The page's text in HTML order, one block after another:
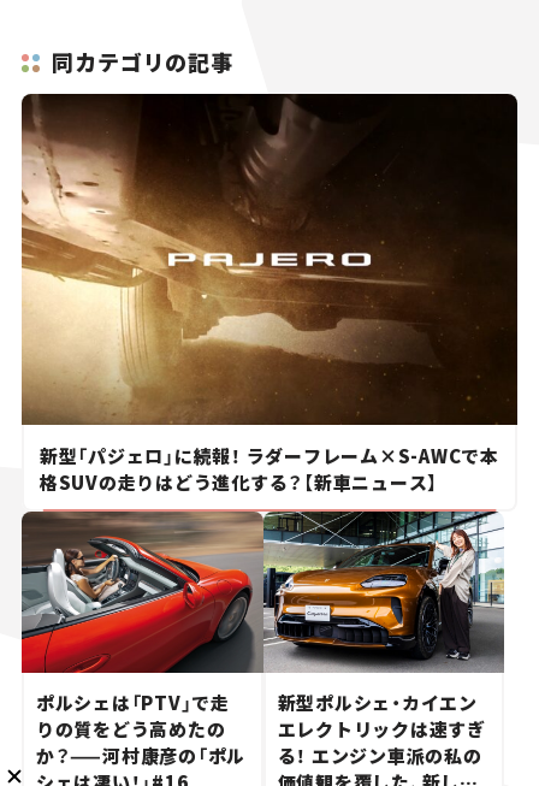
同カテゴリの記事
新型「パジェロ」に続報！ ラダーフレーム×S-AWCで本
格SUVの走りはどう進化する？【新車ニュース】
ポルシェは「PTV」で走
りの質をどう高めたの
か？——河村康彦の「ポル
新型ポルシェ・カイエン
エレクトリックは速すぎ
る！ エンジン車派の私の
メルマガ登録
KURU KURAについて広告掲載 プライバシーポリシー
採用情報
FAQ
follow us